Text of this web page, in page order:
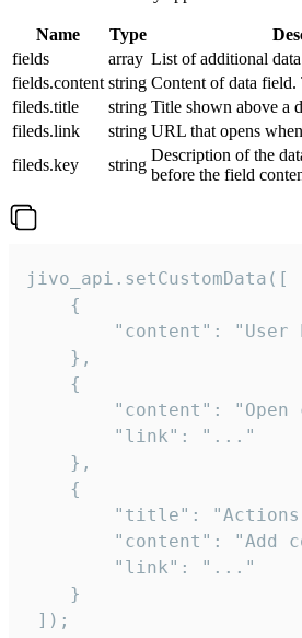
Name Type
fields
array List of additional
fields.content string Content of data field.
fileds.title
string Title shown above a
fileds.link
string URL that opens
fileds.key
string
Description of the
before the field
jivo_api.setCustomData([
    {
"content": "User
    },
    {
"content": "Open
        "link": "..."
    },
    {
"title":
"content": "Add
        "link": "..."
    }
]);